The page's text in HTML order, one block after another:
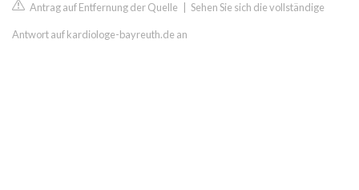
Antrag auf Entfernung der Quelle Sehen Sie sich die vollständige
Antwort auf kardiologe-bayreuth.de an